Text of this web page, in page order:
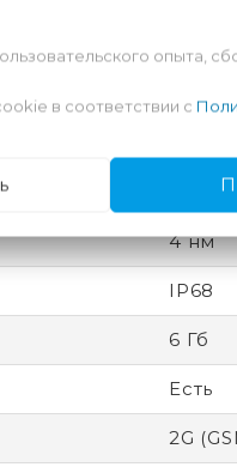
Apple
глаза
4 нм
IP68
6 Гб
Есть
2G
опыта,
в соответствии с